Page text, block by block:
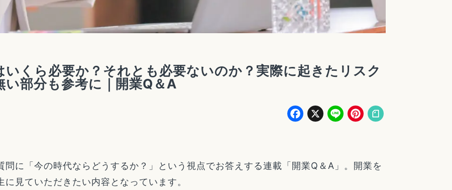
いくら必要か？それとも必要ないのか？実際に起きたリスク
部分も参考に｜開業Q＆A
Facebook
X LinePinterest
に「今の時代ならどうするか？」という視点でお答えする連載「開業Q＆A」。開業を
見ていただきたい内容となっています。